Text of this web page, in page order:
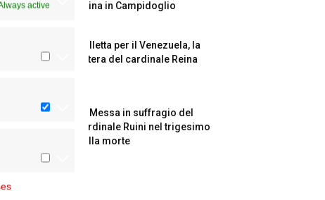
active
Reina in Campidoglio
Colletta per il Venezuela, la
lettera del cardinale Reina
La Messa in suffragio del
cardinale Ruini nel trigesimo
della morte